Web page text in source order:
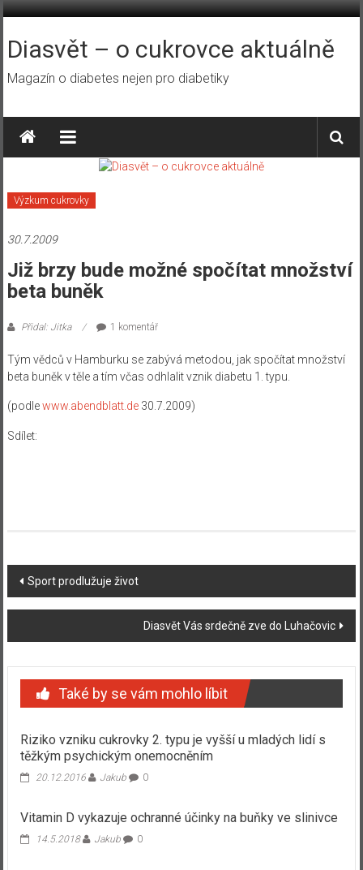
Přeskočit
obsah
Diasvět – o cukrovce aktuálně
Magazín o diabetes nejen pro diabetiky
Výzkum cukrovky
30.7.2009
Již brzy bude možné spočítat množství
beta buněk
Přidal: Jitka 1 komentář
Tým vědců v Hamburku se zabývá metodou, jak spočítat množství
beta buněk v těle a tím včas odhlalit vznik diabetu 1. typu.
(podlewww.abendblatt.de30.7.2009)
Sdílet:
Navigace
příspěvku
Sport prodlužuje život
Diasvět Vás srdečně zve do Luhačovic
Také by se vám mohlo líbit
Riziko vzniku cukrovky 2. typu je vyšší u mladých lidí s
těžkým psychickým onemocněním
20.12.2016 Jakub 0
Vitamin D vykazuje ochranné účinky na buňky ve slinivce
14.5.2018 Jakub 0